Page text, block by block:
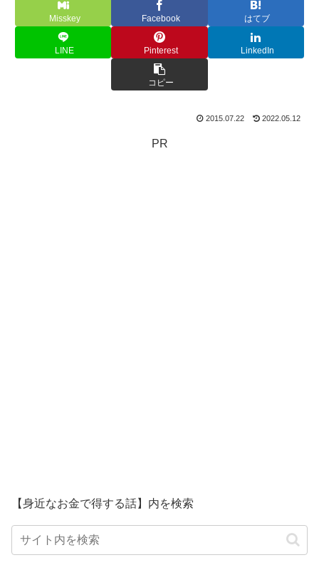
Misskey Facebook はてブ
LINE Pinterest LinkedIn
コピー
2015.07.22 2022.05.12
PR
【身近なお金で得する話】内を検索